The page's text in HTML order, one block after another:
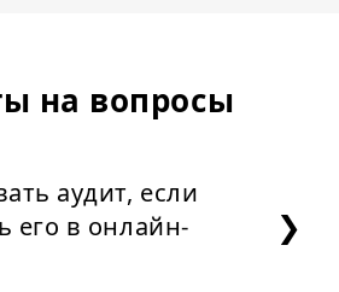
на вопросы
аудит, если
его в онлайн-